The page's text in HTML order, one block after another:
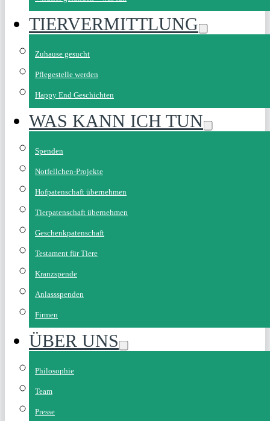
TIERVERMITTLUNG
Zuhause gesucht
Pflegestelle werden
Happy End Geschichten
WAS KANN ICH TUN
Spenden
Notfellchen-Projekte
Hofpatenschaft übernehmen
Tierpatenschaft übernehmen
Geschenkpatenschaft
Testament für Tiere
Kranzspende
Anlassspenden
Firmen
ÜBER UNS
Philosophie
Team
Presse